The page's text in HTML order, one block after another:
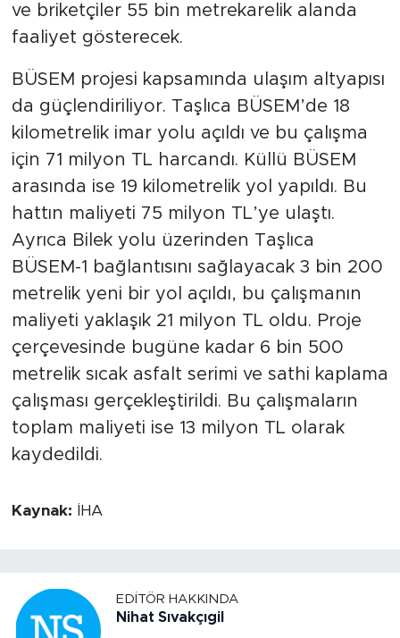
ve briketçiler 55 bin metrekarelik alanda
faaliyet gösterecek.
BÜSEM projesi kapsamında ulaşım altyapısı
da güçlendiriliyor. Taşlıca BÜSEM’de 18
kilometrelik imar yolu açıldı ve bu çalışma
için 71 milyon TL harcandı. Küllü BÜSEM
arasında ise 19 kilometrelik yol yapıldı. Bu
hattın maliyeti 75 milyon TL’ye ulaştı.
Ayrıca Bilek yolu üzerinden Taşlıca
BÜSEM-1 bağlantısını sağlayacak 3 bin 200
metrelik yeni bir yol açıldı, bu çalışmanın
maliyeti yaklaşık 21 milyon TL oldu. Proje
çerçevesinde bugüne kadar 6 bin 500
metrelik sıcak asfalt serimi ve sathi kaplama
çalışması gerçekleştirildi. Bu çalışmaların
toplam maliyeti ise 13 milyon TL olarak
kaydedildi.
Kaynak: İHA
EDITÖR HAKKINDA
Nihat Sıvakçıgil